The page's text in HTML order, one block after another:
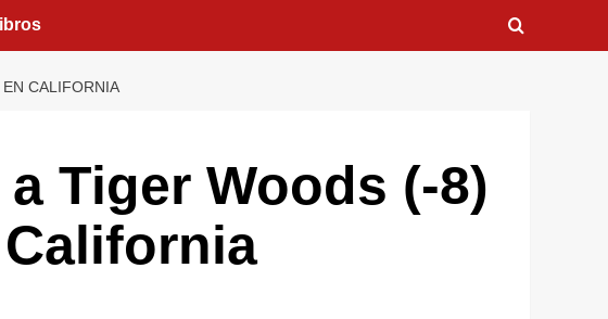
CALIFORNIA
Tiger Woods (-8)